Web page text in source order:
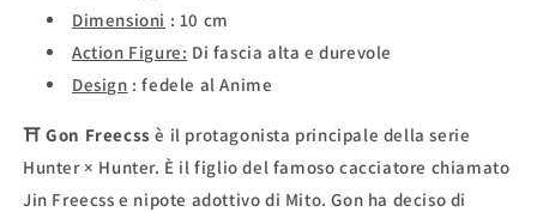
Dimensioni : 10 cm
Action Figure: Di fascia alta e durevole
Design : fedele al Anime
⛩Gon Freecss è il protagonista principale della serie
Hunter × Hunter. È il figlio del famoso cacciatore chiamato
Jin Freecss e nipote adottivo di Mito. Gon ha deciso di